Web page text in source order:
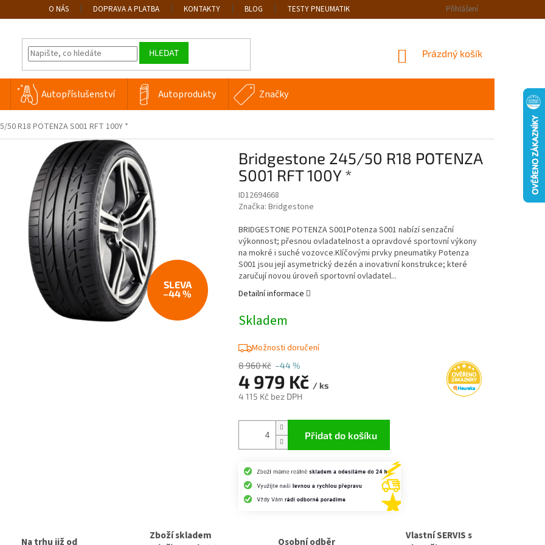
O NÁS DOPRAVA A PLATBA KONTAKTY BLOG TESTY PNEUMATIK Přihlášení
HLEDAT
NÁKUPNÍ
Prázdný košík
Autopříslušenství Autoprodukty Značky
R18 POTENZA S001 RFT 100Y *
–44 %
Bridgestone 245/50 R18 POTENZA
S001 RFT 100Y *
ID12694668
Značka: Bridgestone
8 960 Kč –44 %
4 979 Kč / ks
4 115 Kč bez DPH
Skladem
Možnosti doručení
Přidat do košíku
BRIDGESTONE POTENZA S001Potenza S001 nabízí senzační
výkonnost; přesnou ovladatelnost a opravdové sportovní výkony
na mokré i suché vozovce.Klíčovými prvky pneumatiky Potenza
S001 jsou její asymetrický dezén a inovativní konstrukce; které
zaručují novou úroveň sportovní ovladatel...
Detailní informace
Na trhu již od
Zboží skladem
Osobní odběr
Vlastní SERVIS s